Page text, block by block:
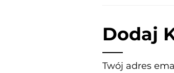
Dodaj
Twój adres